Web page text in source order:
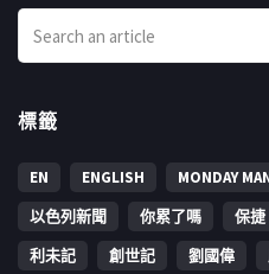
標籤
EN ENGLISH MONDAY
以色列新聞
你累了嗎 保捷
利未記
創世記 劉國偉